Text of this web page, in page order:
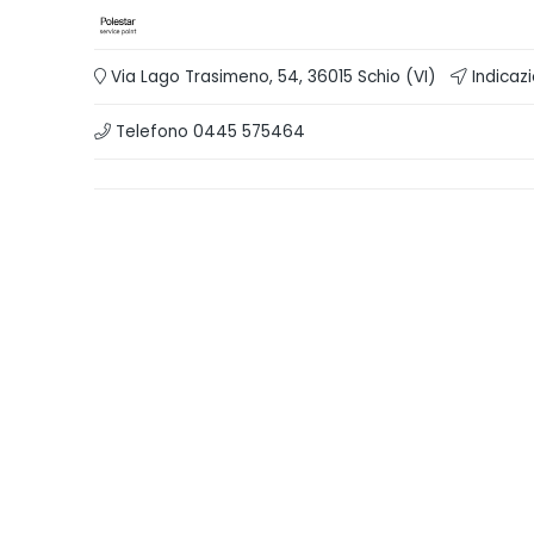
Via Lago Trasimeno, 54, 36015 Schio (VI)
Telefono 0445 575464